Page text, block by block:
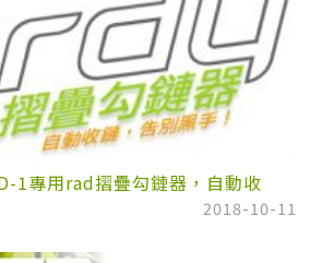
1專用rad摺疊勾鏈器，自動收
2018-10-11